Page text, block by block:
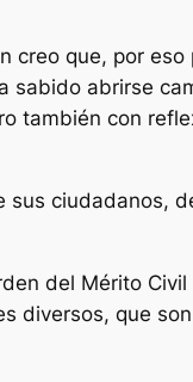
que, por
sabido abrirse
también con
ciudadanos,
del Mérito
diversos, que